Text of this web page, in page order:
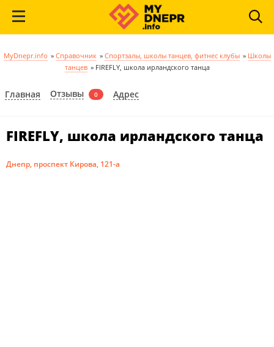
MyDnepr.info » Справочник » Спортзалы, школы танцев, фитнес клубы » Школы
танцев » FIREFLY, школа ирландского танца
Главная Отзывы 0 Адрес
FIREFLY, школа ирландского танца
Днепр, проспект Кирова, 121-а